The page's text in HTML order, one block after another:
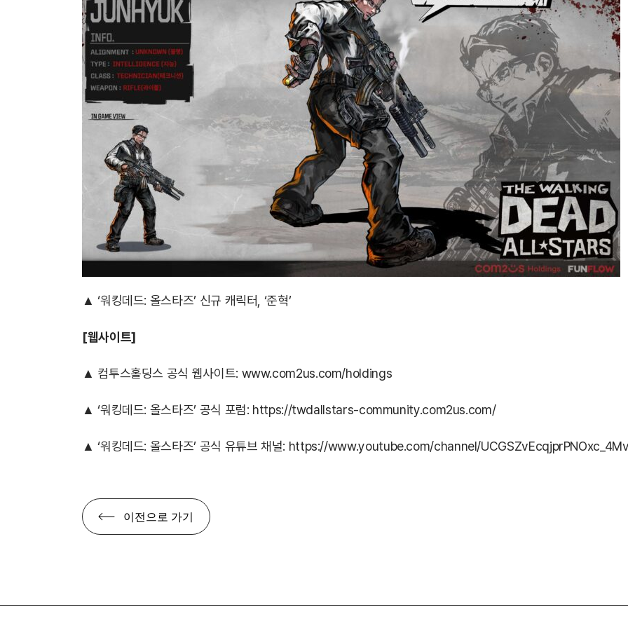
▲ ‘워킹데드: 올스타즈’ 신규 캐릭터, ‘준혁’
[웹사이트]
▲ 컴투스홀딩스 공식 웹사이트: www.com2us.com/holdings
▲ ‘워킹데드: 올스타즈’ 공식 포럼: https://twdallstars-community.com2us.com/
▲ ‘워킹데드: 올스타즈’ 공식 유튜브 채널: https://www.youtube.com/channel/
이전으로 가기